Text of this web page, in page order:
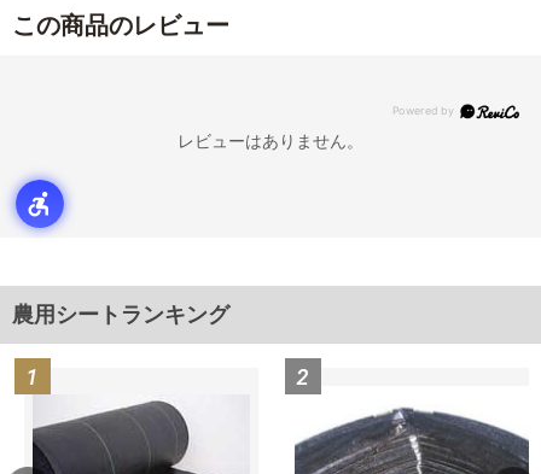
この商品のレビュー
レビューはありません。
農用シートランキング